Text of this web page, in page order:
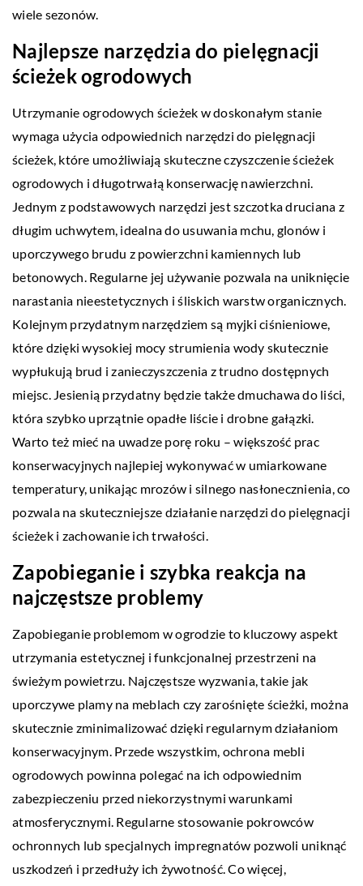
wiele sezonów.
Najlepsze narzędzia do pielęgnacji
ścieżek ogrodowych
Utrzymanie ogrodowych ścieżek w doskonałym stanie
wymaga użycia odpowiednich narzędzi do pielęgnacji
ścieżek, które umożliwiają skuteczne czyszczenie ścieżek
ogrodowych i długotrwałą konserwację nawierzchni.
Jednym z podstawowych narzędzi jest szczotka druciana z
długim uchwytem, idealna do usuwania mchu, glonów i
uporczywego brudu z powierzchni kamiennych lub
betonowych. Regularne jej używanie pozwala na uniknięcie
narastania nieestetycznych i śliskich warstw organicznych.
Kolejnym przydatnym narzędziem są myjki ciśnieniowe,
które dzięki wysokiej mocy strumienia wody skutecznie
wypłukują brud i zanieczyszczenia z trudno dostępnych
miejsc. Jesienią przydatny będzie także dmuchawa do liści,
która szybko uprzątnie opadłe liście i drobne gałązki.
Warto też mieć na uwadze porę roku – większość prac
konserwacyjnych najlepiej wykonywać w umiarkowane
temperatury, unikając mrozów i silnego nasłonecznienia, co
pozwala na skuteczniejsze działanie narzędzi do pielęgnacji
ścieżek i zachowanie ich trwałości.
Zapobieganie i szybka reakcja na
najczęstsze problemy
Zapobieganie problemom w ogrodzie to kluczowy aspekt
utrzymania estetycznej i funkcjonalnej przestrzeni na
świeżym powietrzu. Najczęstsze wyzwania, takie jak
uporczywe plamy na meblach czy zarośnięte ścieżki, można
skutecznie zminimalizować dzięki regularnym działaniom
konserwacyjnym. Przede wszystkim, ochrona mebli
ogrodowych powinna polegać na ich odpowiednim
zabezpieczeniu przed niekorzystnymi warunkami
atmosferycznymi. Regularne stosowanie pokrowców
ochronnych lub specjalnych impregnatów pozwoli uniknąć
uszkodzeń i przedłuży ich żywotność. Co więcej,